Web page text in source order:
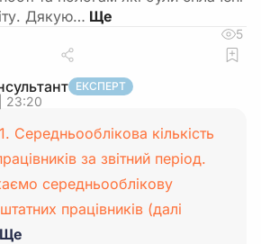
Дякую…
5
ЕКСПЕРТ
23:20
Середньооблікова кількість
за звітний період.
середньооблікову
штатних працівників (далі
Ще